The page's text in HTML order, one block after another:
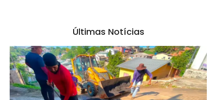
Últimas Notícias